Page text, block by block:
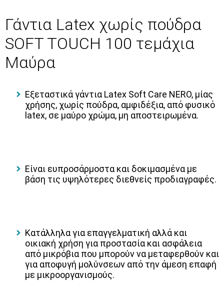
Γάντια Latex χωρίς πούδρα
SOFT TOUCH 100 τεμάχια
Μαύρα
Εξεταστικά γάντια Latex Soft Care NERO, μίας
χρήσης, χωρίς πούδρα, αμφιδέξια, από φυσικό
latex, σε μαύρο χρώμα, μη αποστειρωμένα.
Είναι ευπροσάρμοστα και δοκιμασμένα με
βάση τις υψηλότερες διεθνείς προδιαγραφές.
Κατάλληλα για επαγγελματική αλλά και
οικιακή χρήση για προστασία και ασφάλεια
από μικρόβια που μπορούν να μεταφερθούν και
για αποφυγή μολύνσεων από την άμεση επαφή
με μικροοργανισμούς.